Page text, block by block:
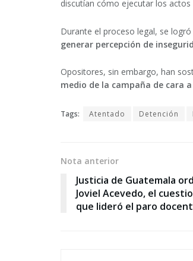
discutían cómo ejecutar los actos
Durante el proceso legal, se
generar percepción de
Opositores, sin embargo, han
medio de la campaña de cara
Tags: Atentado Detención
Nota anterior
Justicia de Guatemala
Joviel Acevedo, el
que lideró el paro